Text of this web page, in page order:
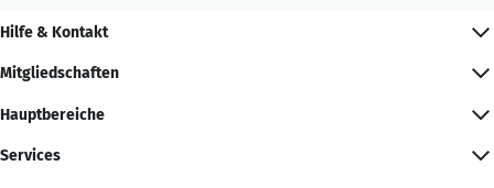
Hilfe & Kontakt
Mitgliedschaften
Hauptbereiche
Services